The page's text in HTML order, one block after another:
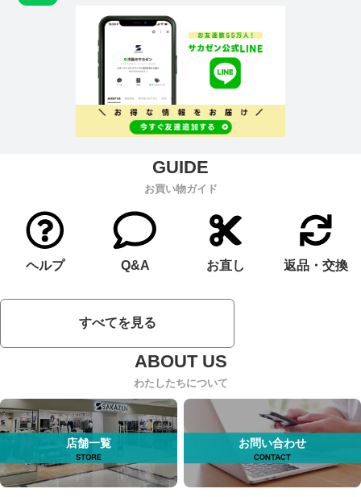
お買い物ガイド
ヘルプ Q&A お直し 返品・交換
すべてを見る
わたしたちについて
店舗一覧 お問い合わせ